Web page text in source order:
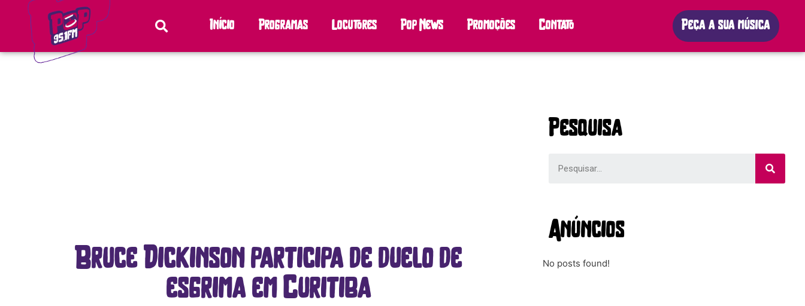
Início Programas Locutores Pop News Promoções Contato Peça a sua música
Bruce Dickinson participa de duelo de
esgrima em Curitiba
Pesquisa
Anúncios
No posts found!